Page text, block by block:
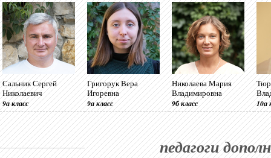
Сальник Сергей
Николаевич
9а класс
Григорук Вера
Игоревна
9а класс
Николаева Мария
Владимировна
9б класс 10а
педагоги